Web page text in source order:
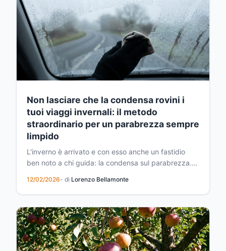
Non lasciare che la condensa rovini i
tuoi viaggi invernali: il metodo
straordinario per un parabrezza sempre
limpido
L'inverno è arrivato e con esso anche un fastidio
ben noto a chi guida: la condensa sul parabrezza.
tua auto trasforma il parabrezza in una barriera
opaca, riducendo la visibilità e creando situazioni di
pericolo sulla strada. Ma cosa causa rea...
12/02/2026- di Lorenzo Bellamonte